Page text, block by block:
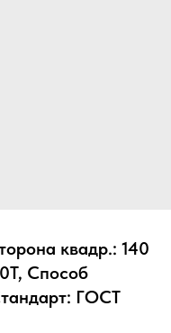
квадр.: 140
Способ
ГОСТ